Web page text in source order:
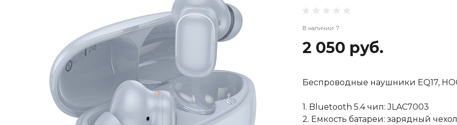
В наличии: 7
2 050 руб.
Беспроводные наушники EQ17,
1. Bluetooth 5.4 чип: JLAC7003
2. Емкость батареи: зарядный